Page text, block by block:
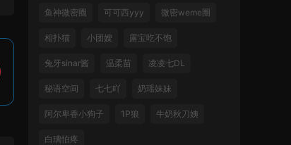
鱼神微密圈 可可西yyy 微密weme圈
相扑猫 小团嫂 露宝吃不饱
兔牙sinar酱 温柔苗 凌凌七DL
秘语空间 七七吖 奶瑶妹妹
阿尔卑香小狗子 1P狼 牛奶秋刀姨
白璃怕疼